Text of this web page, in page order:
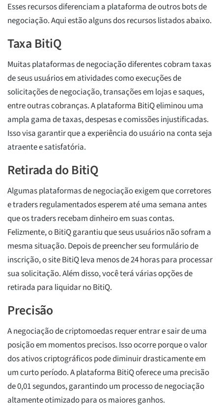
Esses recursos diferenciam a plataforma de outros bots de
negociação. Aqui estão alguns dos recursos listados abaixo.
Taxa BitiQ
Muitas plataformas de negociação diferentes cobram taxas
de seus usuários em atividades como execuções de
solicitações de negociação, transações em lojas e saques,
entre outras cobranças. A plataforma BitiQ eliminou uma
ampla gama de taxas, despesas e comissões injustificadas.
Isso visa garantir que a experiência do usuário na conta seja
atraente e satisfatória.
Retirada do BitiQ
Algumas plataformas de negociação exigem que corretores
e traders regulamentados esperem até uma semana antes
que os traders recebam dinheiro em suas contas.
Felizmente, o BitiQ garantiu que seus usuários não sofram a
mesma situação. Depois de preencher seu formulário de
inscrição, o site BitiQ leva menos de 24 horas para processar
sua solicitação. Além disso, você terá várias opções de
retirada para liquidar no BitiQ.
Precisão
A negociação de criptomoedas requer entrar e sair de uma
posição em momentos precisos. Isso ocorre porque o valor
dos ativos criptográficos pode diminuir drasticamente em
um curto período. A plataforma BitiQ oferece uma precisão
de 0,01 segundos, garantindo um processo de negociação
altamente otimizado para os maiores ganhos.